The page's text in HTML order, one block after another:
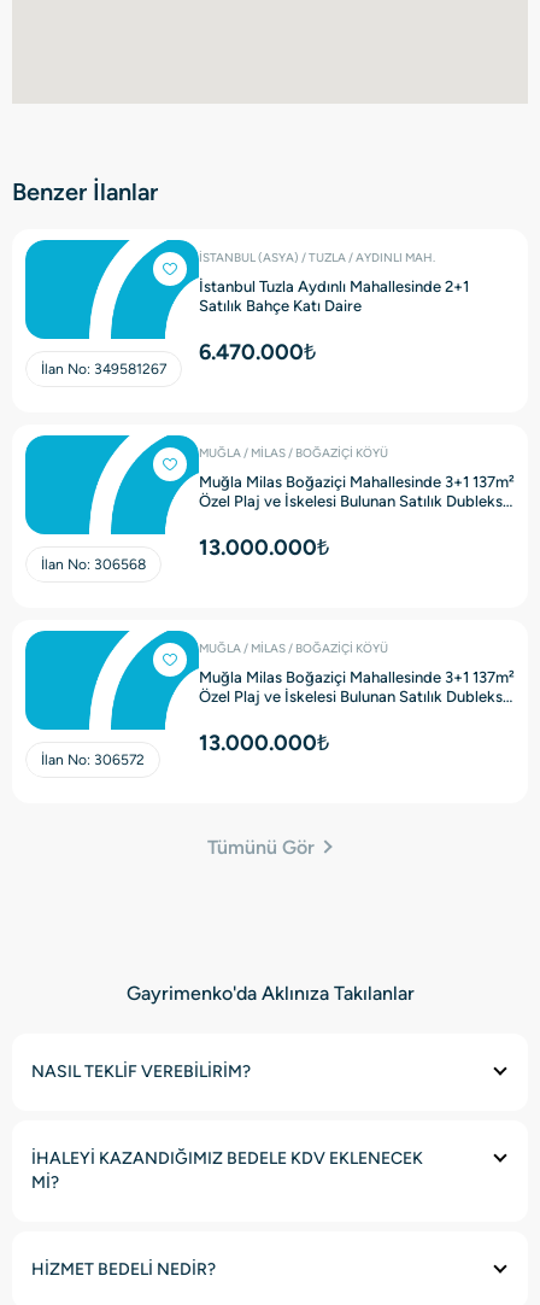
Benzer İlanlar
İlan No: 349581267
İSTANBUL (ASYA) / TUZLA / AYDINLI MAH.
İstanbul Tuzla Aydınlı Mahallesinde 2+1
Satılık Bahçe Katı Daire
6.470.000₺
İlan No: 306568
MUĞLA / MİLAS / BOĞAZİÇİ KÖYÜ
Muğla Milas Boğaziçi Mahallesinde 3+1 137m²
Özel Plaj ve İskelesi Bulunan Satılık Dubleks
13.000.000₺
İlan No: 306572
MUĞLA / MİLAS / BOĞAZİÇİ KÖYÜ
Muğla Milas Boğaziçi Mahallesinde 3+1 137m²
Özel Plaj ve İskelesi Bulunan Satılık Dubleks
13.000.000₺
Tümünü Gör
Gayrimenko'da Aklınıza Takılanlar
NASIL TEKLİF VEREBİLİRİM?
İHALEYİ KAZANDIĞIMIZ BEDELE KDV EKLENECEK
Mİ?
HİZMET BEDELİ NEDİR?